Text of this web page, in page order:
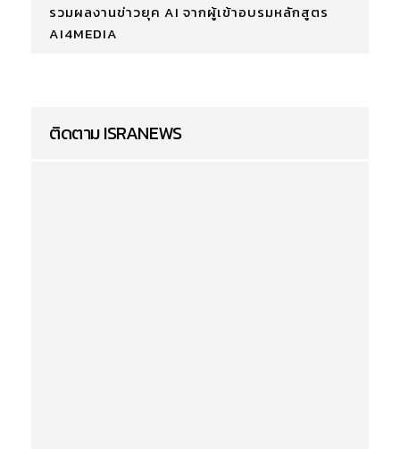
รวมผลงานข่าวยุค AI จากผู้เข้าอบรมหลักสูตร
AI4MEDIA
ติดตาม ISRANEWS